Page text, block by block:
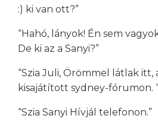
:) ki van ott?”
“Hahó, lányok! Én sem
De ki az a Sanyi?”
“Szia Juli, Örömmel látlak itt,
kisajátított sydney-fórumon.
“Szia Sanyi Hívjál telefonon.”